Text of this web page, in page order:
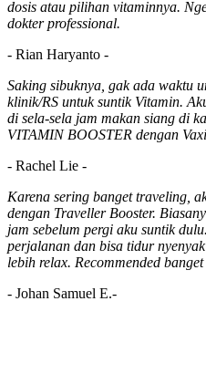
dosis atau pilihan vitaminnya.
dokter professional.
- Rian Haryanto -
Saking sibuknya, gak ada waktu
klinik/RS untuk suntik Vitamin.
di sela-sela jam makan siang di
VITAMIN BOOSTER dengan
- Rachel Lie -
Karena sering banget traveling,
dengan Traveller Booster.
jam sebelum pergi aku suntik
perjalanan dan bisa tidur
lebih relax. Recommended banget
- Johan Samuel E.-